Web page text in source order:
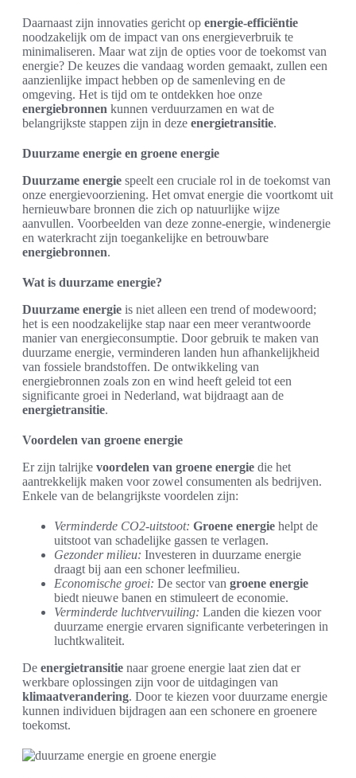
Daarnaast zijn innovaties gericht op energie-efficiëntie
noodzakelijk om de impact van ons energieverbruik te
minimaliseren. Maar wat zijn de opties voor de toekomst van
energie? De keuzes die vandaag worden gemaakt, zullen een
aanzienlijke impact hebben op de samenleving en de
omgeving. Het is tijd om te ontdekken hoe onze
energiebronnen kunnen verduurzamen en wat de
belangrijkste stappen zijn in deze energietransitie.
Duurzame energie en groene energie
Duurzame energie speelt een cruciale rol in de toekomst van
onze energievoorziening. Het omvat energie die voortkomt uit
hernieuwbare bronnen die zich op natuurlijke wijze
aanvullen. Voorbeelden van deze zonne-energie, windenergie
en waterkracht zijn toegankelijke en betrouwbare
energiebronnen.
Wat is duurzame energie?
Duurzame energie is niet alleen een trend of modewoord;
het is een noodzakelijke stap naar een meer verantwoorde
manier van energieconsumptie. Door gebruik te maken van
duurzame energie, verminderen landen hun afhankelijkheid
van fossiele brandstoffen. De ontwikkeling van
energiebronnen zoals zon en wind heeft geleid tot een
significante groei in Nederland, wat bijdraagt aan de
energietransitie.
Voordelen van groene energie
Er zijn talrijke voordelen van groene energie die het
aantrekkelijk maken voor zowel consumenten als bedrijven.
Enkele van de belangrijkste voordelen zijn:
Verminderde CO2-uitstoot: Groene energie helpt de
uitstoot van schadelijke gassen te verlagen.
Gezonder milieu: Investeren in duurzame energie
draagt bij aan een schoner leefmilieu.
Economische groei: De sector van groene energie
biedt nieuwe banen en stimuleert de economie.
Verminderde luchtvervuiling: Landen die kiezen voor
duurzame energie ervaren significante verbeteringen in
luchtkwaliteit.
De energietransitie naar groene energie laat zien dat er
werkbare oplossingen zijn voor de uitdagingen van
klimaatverandering. Door te kiezen voor duurzame energie
kunnen individuen bijdragen aan een schonere en groenere
toekomst.